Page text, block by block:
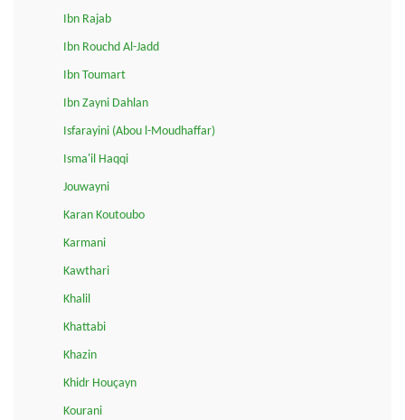
Ibn Rajab
Ibn Rouchd Al-Jadd
Ibn Toumart
Ibn Zayni Dahlan
Isfarayini (Abou l-Moudhaffar)
Isma'il Haqqi
Jouwayni
Karan Koutoubo
Karmani
Kawthari
Khalil
Khattabi
Khazin
Khidr Houçayn
Kourani